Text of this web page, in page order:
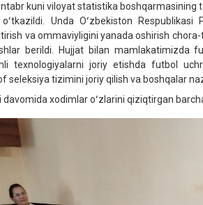
kuni viloyat statistika boshqarmasining
Unda Oʻzbekiston
va ommaviyligini yanada oshirish
berildi. Hujjat bilan mamlakatimizda
texnologiyalarni joriy etishda futbol
seleksiya tizimini joriy qilish va boshqalar
davomida xodimlar oʻzlarini qiziqtirgan